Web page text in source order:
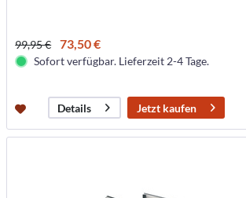
99,95 € 73,50 €
Sofort verfügbar. Lieferzeit 2-4 Tage.
Details Jetzt kaufen